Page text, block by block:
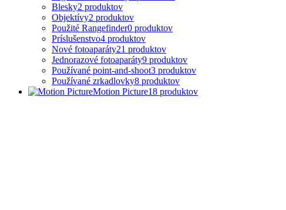
Blesky2 produktov
Objektívy2 produktov
Použité Rangefinder0 produktov
Príslušenstvo4 produktov
Nové fotoaparáty21 produktov
Jednorazové fotoaparáty9 produktov
Používané point-and-shoot3 produktov
Používané zrkadlovky8 produktov
Motion Picture18 produktov